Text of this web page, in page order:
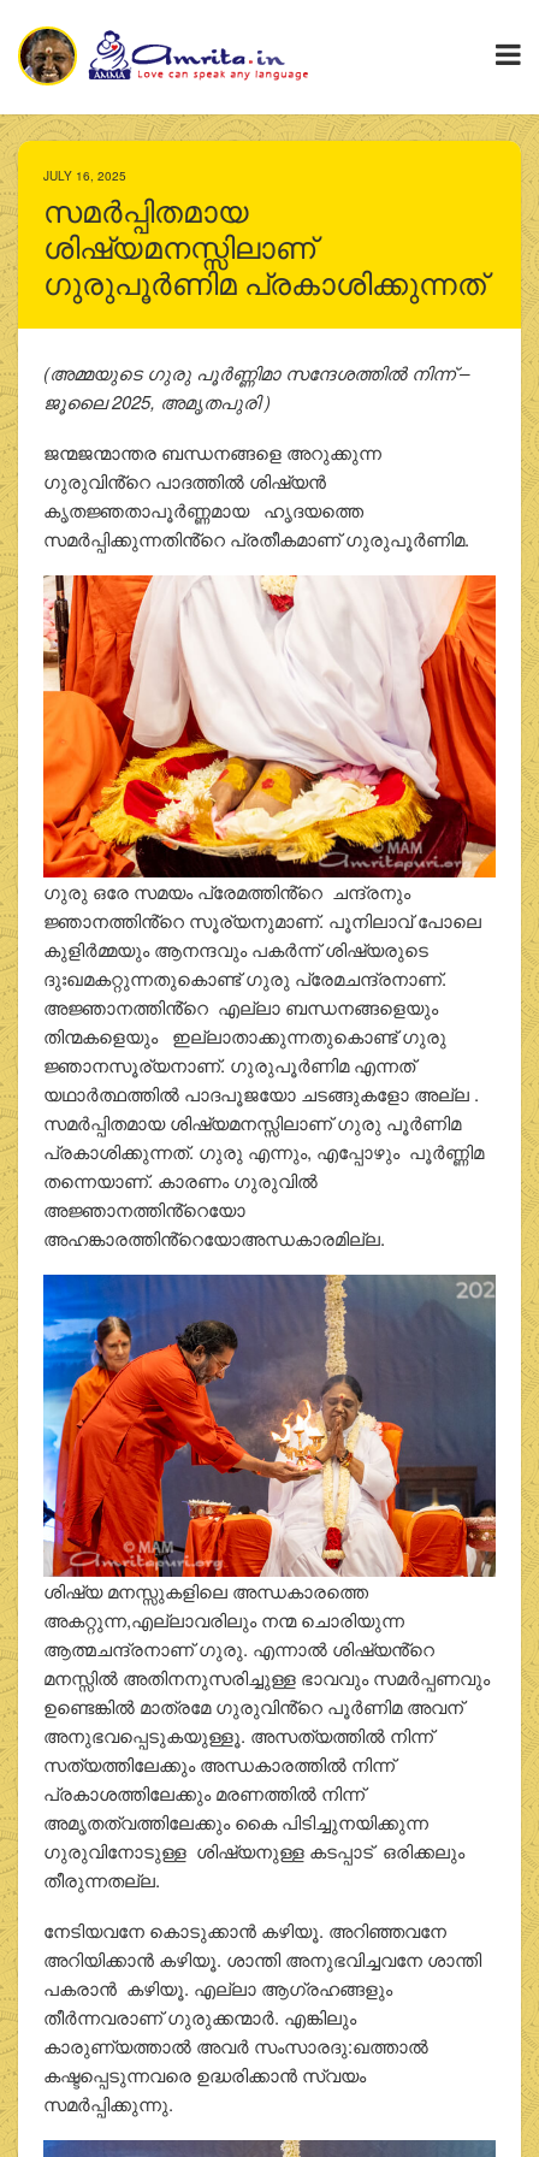
JULY 16, 2025
സമർപ്പിതമായ
ശിഷ്യമനസ്സിലാണ്
ഗുരുപൂർണിമ പ്രകാശിക്കുന്നത്
(അമ്മയുടെ ഗുരു പൂർണ്ണിമാ സന്ദേശത്തിൽ നിന്ന് –
ജൂലൈ 2025, അമൃതപുരി )
ജന്മജന്മാന്തര ബന്ധനങ്ങളെ അറുക്കുന്ന
ഗുരുവിൻ്റെ പാദത്തിൽ ശിഷ്യൻ
കൃതജ്ഞതാപൂർണ്ണമായ ഹൃദയത്തെ
സമർപ്പിക്കുന്നതിൻ്റെ പ്രതീകമാണ് ഗുരുപൂർണിമ.
ഗുരു ഒരേ സമയം പ്രേമത്തിൻ്റെ ചന്ദ്രനും
ജ്ഞാനത്തിൻ്റെ സൂര്യനുമാണ്. പൂനിലാവ് പോലെ
കുളിർമ്മയും ആനന്ദവും പകർന്ന് ശിഷ്യരുടെ
ദുഃഖമകറ്റുന്നതുകൊണ്ട് ഗുരു പ്രേമചന്ദ്രനാണ്.
അജ്ഞാനത്തിൻ്റെ എല്ലാ ബന്ധനങ്ങളെയും
തിന്മകളെയും ഇല്ലാതാക്കുന്നതുകൊണ്ട് ഗുരു
ജ്ഞാനസൂര്യനാണ്. ഗുരുപൂർണിമ എന്നത്
യഥാർത്ഥത്തിൽ പാദപൂജയോ ചടങ്ങുകളോ അല്ല .
സമർപ്പിതമായ ശിഷ്യമനസ്സിലാണ് ഗുരു പൂർണിമ
പ്രകാശിക്കുന്നത്. ഗുരു എന്നും, എപ്പോഴും പൂർണ്ണിമ
തന്നെയാണ്. കാരണം ഗുരുവിൽ
അജ്ഞാനത്തിൻ്റെയോ
അഹങ്കാരത്തിൻ്റെയോഅന്ധകാരമില്ല.
ശിഷ്യ മനസ്സുകളിലെ അന്ധകാരത്തെ
അകറ്റുന്ന,എല്ലാവരിലും നന്മ ചൊരിയുന്ന
ആത്മചന്ദ്രനാണ് ഗുരു. എന്നാൽ ശിഷ്യൻ്റെ
മനസ്സിൽ അതിനനുസരിച്ചുള്ള ഭാവവും സമർപ്പണവും
ഉണ്ടെങ്കിൽ മാത്രമേ ഗുരുവിൻ്റെ പൂർണിമ അവന്
അനുഭവപ്പെടുകയുള്ളൂ. അസത്യത്തിൽ നിന്ന്
സത്യത്തിലേക്കും അന്ധകാരത്തിൽ നിന്ന്
പ്രകാശത്തിലേക്കും മരണത്തിൽ നിന്ന്
അമൃതത്വത്തിലേക്കും കൈ പിടിച്ചുനയിക്കുന്ന
ഗുരുവിനോടുള്ള ശിഷ്യനുള്ള കടപ്പാട് ഒരിക്കലും
തീരുന്നതല്ല.
നേടിയവനേ കൊടുക്കാൻ കഴിയൂ. അറിഞ്ഞവനേ
അറിയിക്കാൻ കഴിയൂ. ശാന്തി അനുഭവിച്ചവനേ ശാന്തി
പകരാൻ കഴിയൂ. എല്ലാ ആഗ്രഹങ്ങളും
തീർന്നവരാണ് ഗുരുക്കന്മാർ. എങ്കിലും
കാരുണ്യത്താൽ അവർ സംസാരദു:ഖത്താൽ
കഷ്ടപ്പെടുന്നവരെ ഉദ്ധരിക്കാൻ സ്വയം
സമർപ്പിക്കുന്നു.